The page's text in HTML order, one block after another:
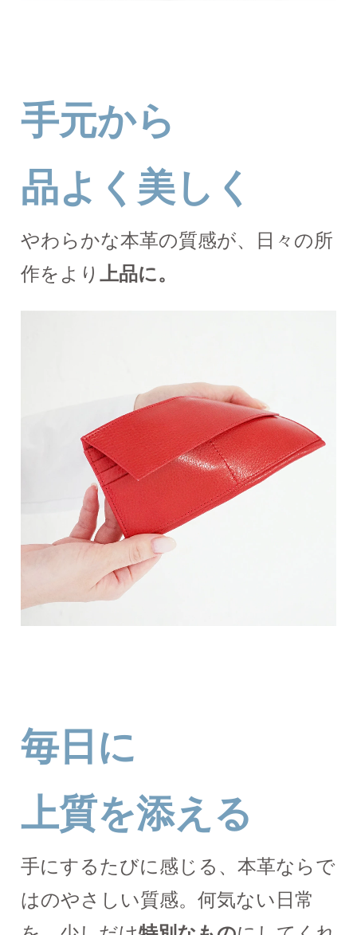
手元から
品よく美しく
やわらかな本革の質感が、日々の所
作をより 上品に。
毎日に
上質を添える
手にするたびに感じる、本革ならで
はのやさしい質感。何気ない日常